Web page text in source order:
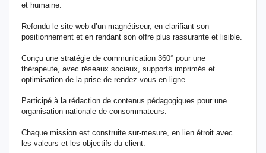
et humaine.
Refondu le site web d’un magnétiseur, en clarifiant son
positionnement et en rendant son offre plus rassurante et lisible.
Conçu une stratégie de communication 360° pour une
thérapeute, avec réseaux sociaux, supports imprimés et
optimisation de la prise de rendez-vous en ligne.
Participé à la rédaction de contenus pédagogiques pour une
organisation nationale de consommateurs.
Chaque mission est construite sur-mesure, en lien étroit avec
les valeurs et les objectifs du client.